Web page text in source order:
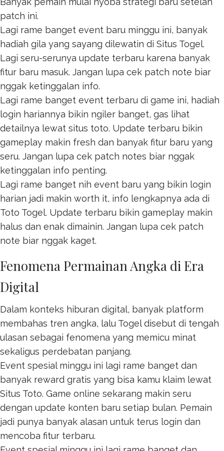
patch ini.
Lagi rame banget event baru minggu ini, banyak
hadiah gila yang sayang dilewatin di Situs Togel.
Lagi seru-serunya update terbaru karena banyak
fitur baru masuk. Jangan lupa cek patch note biar
nggak ketinggalan info.
Lagi rame banget event terbaru di game ini, hadiah
login hariannya bikin ngiler banget, gas lihat
detailnya lewat situs toto. Update terbaru bikin
gameplay makin fresh dan banyak fitur baru yang
seru. Jangan lupa cek patch notes biar nggak
ketinggalan info penting.
Lagi rame banget nih event baru yang bikin login
harian jadi makin worth it, info lengkapnya ada di
Toto Togel. Update terbaru bikin gameplay makin
halus dan enak dimainin. Jangan lupa cek patch
note biar nggak kaget.
Fenomena Permainan Angka di Era
Digital
Dalam konteks hiburan digital, banyak platform
membahas tren angka, lalu Togeldisebut di tengah
ulasan sebagai fenomena yang memicu minat
sekaligus perdebatan panjang.
Event spesial minggu ini lagi rame banget dan
banyak reward gratis yang bisa kamu klaim lewat
Situs Toto. Game online sekarang makin seru
dengan update konten baru setiap bulan. Pemain
jadi punya banyak alasan untuk terus login dan
mencoba fitur terbaru.